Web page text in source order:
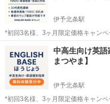
伊予北条駅
*初回3名様、3ヶ月限定価格キャンペーン中です！
ツーマン英語レッスン｜TOEIC・基礎英語・
を中心に、大人の方向けの英語個
のスコアアップを目...
伊予北条駅
中高生向け英
まつやま】
伊予北条駅
*初回3名様、3ヶ月限定価格キャンペーン中です！